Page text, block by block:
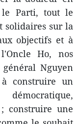
le Parti, tout le
solidaires sur la
objectifs et à
Ho, nos
Nguyen
construire un
construire une